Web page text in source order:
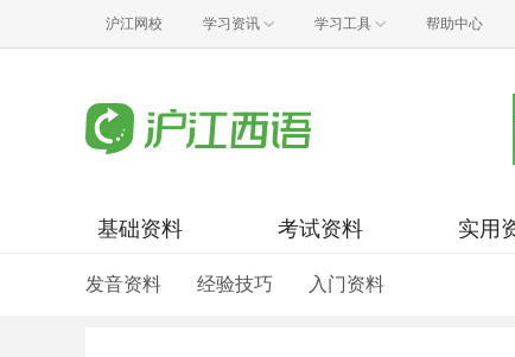
沪江网校 学习资讯 学习工具 帮助中心
基础资料 考试资料 实用
发音资料 经验技巧 入门资料